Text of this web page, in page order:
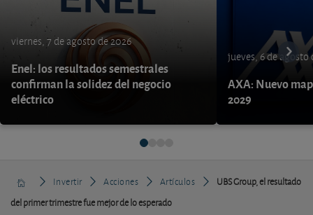
viernes, 7 de agosto de 2026
Enel: los resultados semestrales
confirman la solidez del negocio
eléctrico
jueves, 6 de agosto
AXA: Nuevo
2029
Invertir Acciones Artículos
UBS Group, el resultado
del primer trimestre fue mejor de lo esperado